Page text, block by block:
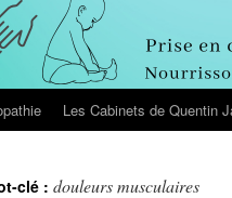
Les Cabinets de Quentin
clé : douleurs musculaires